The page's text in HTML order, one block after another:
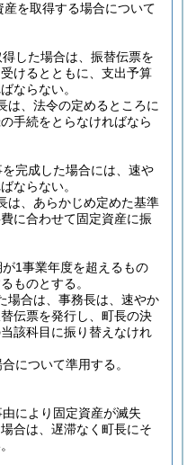
を取得する場合について
した場合は、振替伝票を
けるとともに、支出予算
ならない。
は、法令の定めるところに
手続をとらなければなら
完成した場合には、速や
ならない。
は、あらかじめ定めた基準
に合わせて固定資産に振
1事業年度を超えるもの
ものとする。
場合は、事務長は、速やか
伝票を発行し、町長の決
該科目に振り替えなけれ
について準用する。
により固定資産が滅失
合は、遅滞なく町長にそ